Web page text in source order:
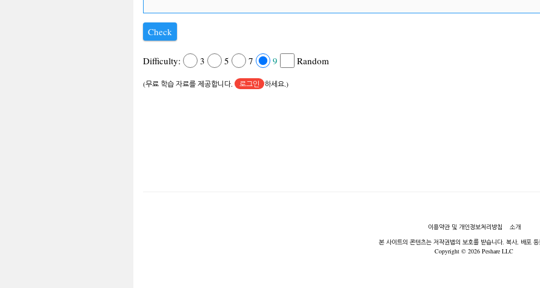
Check
Difficulty: 3 5 7 9 Random
(무료 학습 자료를 제공합니다. 로그인 하세요.)
이용약관 및 개인정보처리방침
소개
본 사이트의 콘텐츠는 저작권법의 보호를 받습니다. 복사, 배포 등
Copyright © 2026 Peshare LLC